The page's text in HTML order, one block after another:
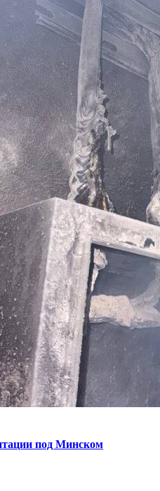
под Минском